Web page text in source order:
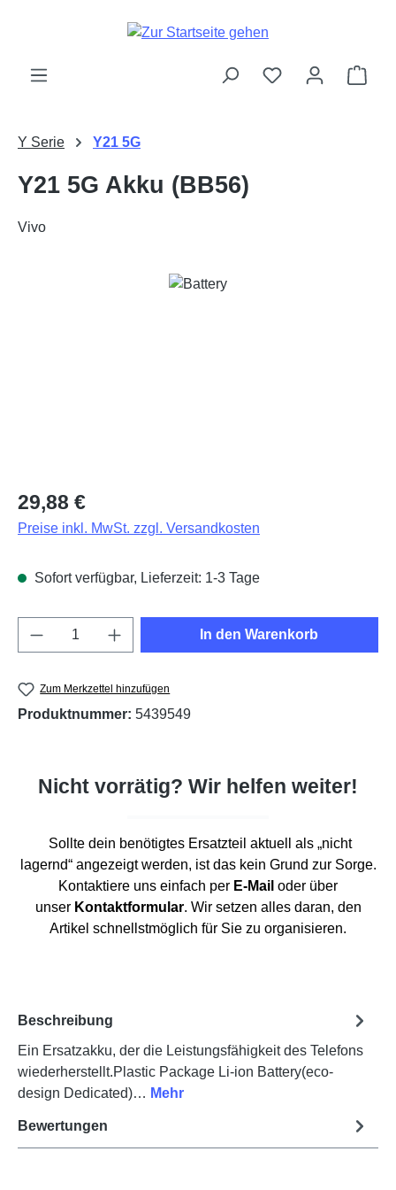
Zum Hauptinhalt springen
Y Serie Y21 5G
Y21 5G Akku (BB56)
Vivo
Bildergalerie überspringen
Regulärer Preis:
29,88 €
Preise inkl. MwSt. zzgl. Versandkosten
Sofort verfügbar, Lieferzeit: 1-3 Tage
Produkt Anzahl: Gib den gewünschten
In den Warenkorb
Zum Merkzettel hinzufügen
Produktnummer: 5439549
Nicht vorrätig? Wir helfen weiter!
Sollte dein benötigtes Ersatzteil aktuell als „nicht
lagernd“ angezeigt werden, ist das kein Grund zur Sorge.
Kontaktiere uns einfach per E-Mail oder über
unser Kontaktformular. Wir setzen alles daran, den
Artikel schnellstmöglich für Sie zu organisieren.
Beschreibung
Ein Ersatzakku, der die Leistungsfähigkeit des Telefons
wiederherstellt.Plastic Package Li-ion Battery(eco-
design Dedicated)… Mehr
Bewertungen